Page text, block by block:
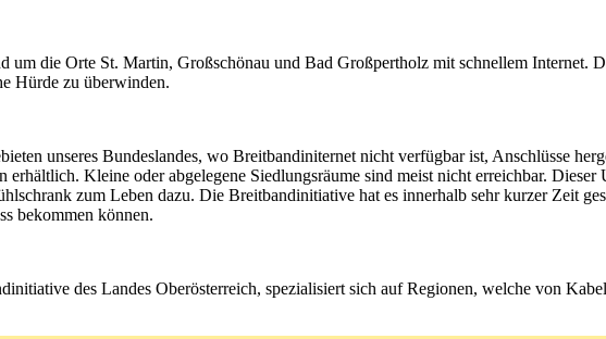
die Orte St. Martin, Großschönau und Bad Großpertholz mit schnellem Internet.
Hürde zu überwinden.
unseres Bundeslandes, wo Breitbandiniternet nicht verfügbar ist, Anschlüsse
erhältlich. Kleine oder abgelegene Siedlungsräume sind meist nicht erreichbar. Dieser
zum Leben dazu. Die Breitbandinitiative hat es innerhalb sehr kurzer Zeit
bekommen können.
des Landes Oberösterreich, spezialisiert sich auf Regionen, welche von